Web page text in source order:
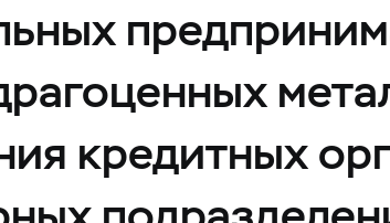
кредитных